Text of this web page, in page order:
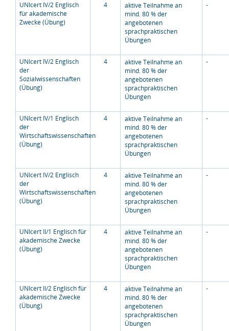
UNIcert IV/2 Englisch
für akademische
Zwecke (Übung)
4
aktive Teilnahme an
mind. 80 % der
angebotenen
sprachpraktischen
Übungen
-
UNIcert IV/2 Englisch
der
Sozialwissenschaften
(Übung)
4
aktive Teilnahme an
mind. 80 % der
angebotenen
sprachpraktischen
Übungen
-
UNIcert IV/1 Englisch
der
Wirtschaftswissenschaften
(Übung)
4
aktive Teilnahme an
mind. 80 % der
angebotenen
sprachpraktischen
Übungen
-
UNIcert IV/2 Englisch
der
Wirtschaftswissenschaften
(Übung)
4
aktive Teilnahme an
mind. 80 % der
angebotenen
sprachpraktischen
Übungen
-
UNIcert II/1 Englisch für
akademische Zwecke
(Übung)
4
aktive Teilnahme an
mind. 80 % der
angebotenen
sprachpraktischen
Übungen
-
UNIcert II/2 Englisch für
akademische Zwecke
(Übung)
4
aktive Teilnahme an
mind. 80 % der
angebotenen
sprachpraktischen
Übungen
-